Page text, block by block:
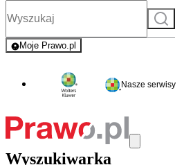
Szukaj
Moje Prawo.pl
- rejestracja i logowanie do serwisu
Nasze serwisy
Wyszukiwarka